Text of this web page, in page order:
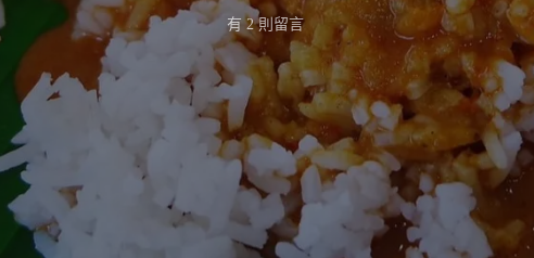
在
〈【吉
隆
坡】
TTDI
超
吃
有 2 則留言